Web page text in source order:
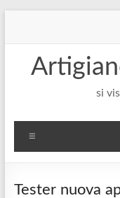
si
Tester nuova